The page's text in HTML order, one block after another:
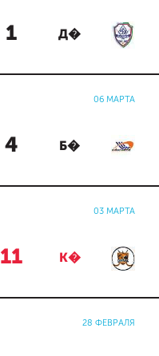
1 Д�
06 МАРТА
4 Б�
03 МАРТА
11 К�
28 ФЕВРАЛЯ